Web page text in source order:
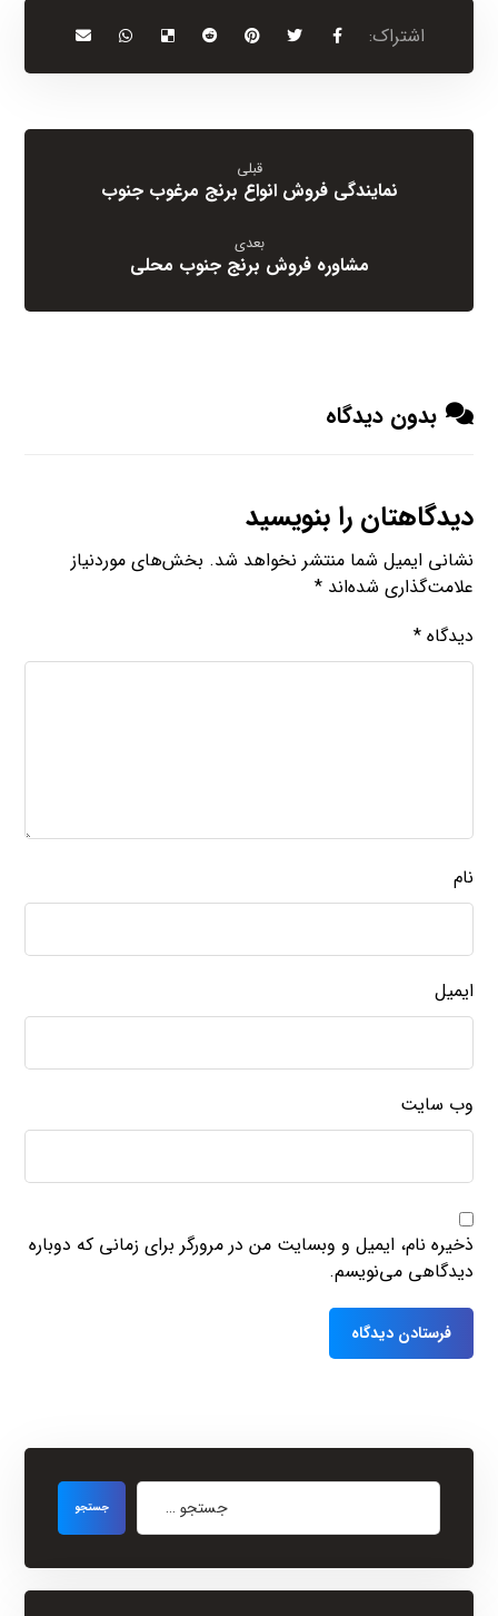
قبلی
نمایندگی فروش انواع برنج مرغوب جنوب
بعدی
مشاوره فروش برنج جنوب محلی
بدون دیدگاه
دیدگاهتان را بنویسید
نشانی ایمیل شما منتشر نخواهد شد. بخش‌های موردنیاز
علامت‌گذاری شده‌اند*
دیدگاه*
نام
ایمیل
وب‌ سایت
ذخیره نام، ایمیل و وبسایت من در مرورگر برای زمانی که دوباره
دیدگاهی می‌نویسم.